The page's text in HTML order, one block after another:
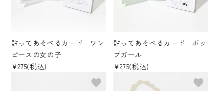
貼ってあそべるカード ワン
ピースの女の子
¥275(税込)
貼ってあそべるカード ポッ
プガール
¥275(税込)
favorite favorite